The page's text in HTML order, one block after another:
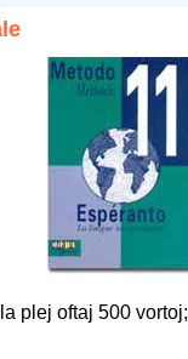
plej oftaj 500 vortoj;